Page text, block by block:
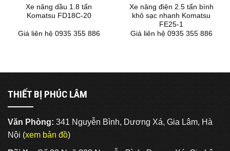
Xe nâng dầu 1.8 tấn
Komatsu FD18C-20
Giá liên hệ 0935 355 886
Xe nâng điện 2.5 tấn bình
khô sạc nhanh Komatsu
FE25-1
Giá liên hệ 0935 355 886
THIẾT BỊ PHÚC LÂM
Văn Phòng: 341 Nguyễn Bình, Dương Xá, Gia Lâm, Hà
Nội (xem bản đồ)